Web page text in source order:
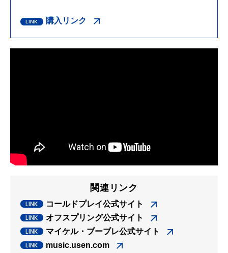
購入リンク
関連リンク
コールドプレイ公式サイト
オフスプリング公式サイト
マイケル・ブーブレ公式サイト
music.usen.com